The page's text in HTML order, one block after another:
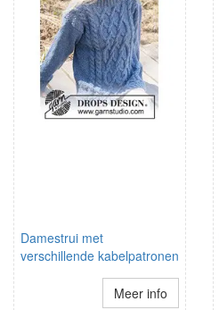
Damestrui met
verschillende kabelpatronen
Meer info